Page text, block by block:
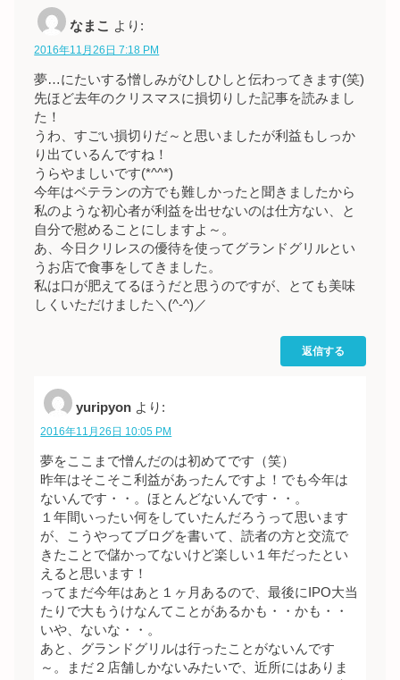
なまこ より:
2016年11月26日 7:18 PM
夢…にたいする憎しみがひしひしと伝わってきます(笑)
先ほど去年のクリスマスに損切りした記事を読みまし
た！
うわ、すごい損切りだ～と思いましたが利益もしっか
り出ているんですね！
うらやましいです(*^^*)
今年はベテランの方でも難しかったと聞きましたから
私のような初心者が利益を出せないのは仕方ない、と
自分で慰めることにしますよ～。
あ、今日クリレスの優待を使ってグランドグリルとい
うお店で食事をしてきました。
私は口が肥えてるほうだと思うのですが、とても美味
しくいただけました＼(^-^)／
返信する
yuripyon より:
2016年11月26日 10:05 PM
夢をここまで憎んだのは初めてです（笑）
昨年はそこそこ利益があったんですよ！でも今年は
ないんです・・。ほとんどないんです・・。
１年間いったい何をしていたんだろうって思います
が、こうやってブログを書いて、読者の方と交流で
きたことで儲かってないけど楽しい１年だったとい
えると思います！
ってまだ今年はあと１ヶ月あるので、最後にIPO大当
たりで大もうけなんてことがあるかも・・かも・・
いや、ないな・・。
あと、グランドグリルは行ったことがないんです
～。まだ２店舗しかないみたいで、近所にはありま